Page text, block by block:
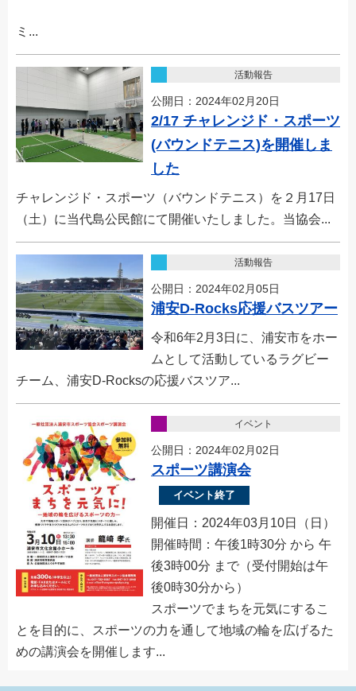
ミ...
活動報告
公開日：2024年02月20日
2/17 チャレンジド・スポーツ
(バウンドテニス)を開催しま
した
チャレンジド・スポーツ（バウンドテニス）を２月17日
（土）に当代島公民館にて開催いたしました。当協会...
活動報告
公開日：2024年02月05日
浦安D-Rocks応援バスツアー
令和6年2月3日に、浦安市をホー
ムとして活動しているラグビー
チーム、浦安D-Rocksの応援バスツア...
イベント
公開日：2024年02月02日
スポーツ講演会
イベント終了
開催日：2024年03月10日（日）
開催時間：午後1時30分 から 午
後3時00分 まで（受付開始は午
後0時30分から）
スポーツでまちを元気にするこ
とを⽬的に、スポーツの⼒を通して地域の輪を広げるた
めの講演会を開催します...